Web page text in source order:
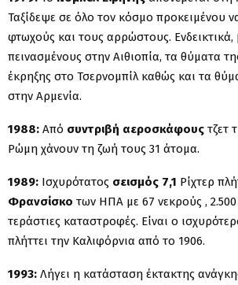
Ταξίδεψε σε όλο τον κόσμο προκειμένου
φτωχούς και τους αρρώστους.
πεινασμένους στην Αιθιοπία, τα θύματα
έκρηξης στο Τσερνομπίλ καθώς και τα
στην Αρμενία.
1988: Από συντριβή αεροσκάφους τζετ
Ρώμη χάνουν τη ζωή τους 31 άτομα.
1989: Ισχυρότατος σεισμός 7,1 Ρίχτερ
Φρανσίσκο των ΗΠΑ με 67 νεκρούς , 2.500
τεράστιες καταστροφές. Είναι ο
πλήττει την Καλιφόρνια από το 1906.
1993: Λήγει η κατάσταση έκτακτης